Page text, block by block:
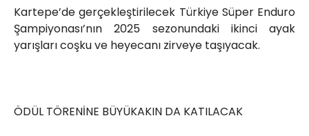
Kartepe’de gerçekleştirilecek Türkiye Süper Enduro
Şampiyonası’nın 2025 sezonundaki ikinci ayak
yarışları coşku ve heyecanı zirveye taşıyacak.
ÖDÜL TÖRENİNE BÜYÜKAKIN DA KATILACAK